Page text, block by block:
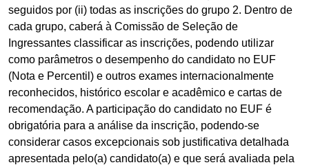
seguidos por (ii) todas as inscrições do grupo 2. Dentro de
cada grupo, caberá à Comissão de Seleção de
Ingressantes classificar as inscrições, podendo utilizar
como parâmetros o desempenho do candidato no EUF
(Nota e Percentil) e outros exames internacionalmente
reconhecidos, histórico escolar e acadêmico e cartas de
recomendação. A participação do candidato no EUF é
obrigatória para a análise da inscrição, podendo-se
considerar casos excepcionais sob justificativa detalhada
apresentada pelo(a) candidato(a) e que será avaliada pela